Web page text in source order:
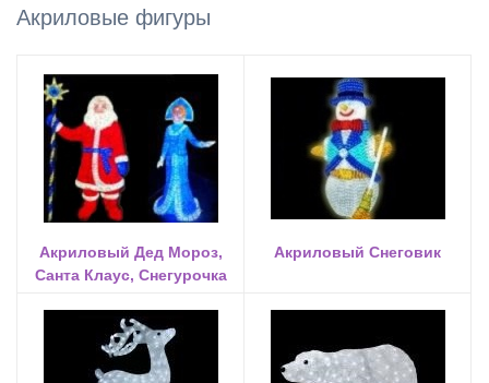
Акриловые фигуры
Акриловый Дед Мороз,
Санта Клаус, Снегурочка
Акриловый Снеговик